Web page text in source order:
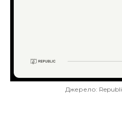
Джерело: